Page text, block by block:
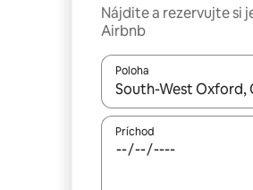
Nájdite a rezervujte si
Airbnb
Poloha
Keď budú výsledky k
Príchod